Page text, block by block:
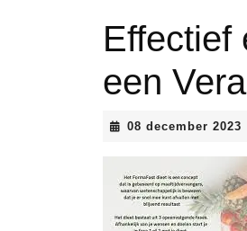
Effectief
een
08 december 2023